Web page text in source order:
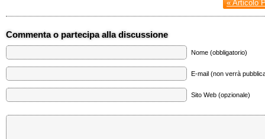
« Articolo
Commenta o partecipa alla discussione
Nome (obbligatorio)
E-mail (non verrà
Sito Web (opzionale)